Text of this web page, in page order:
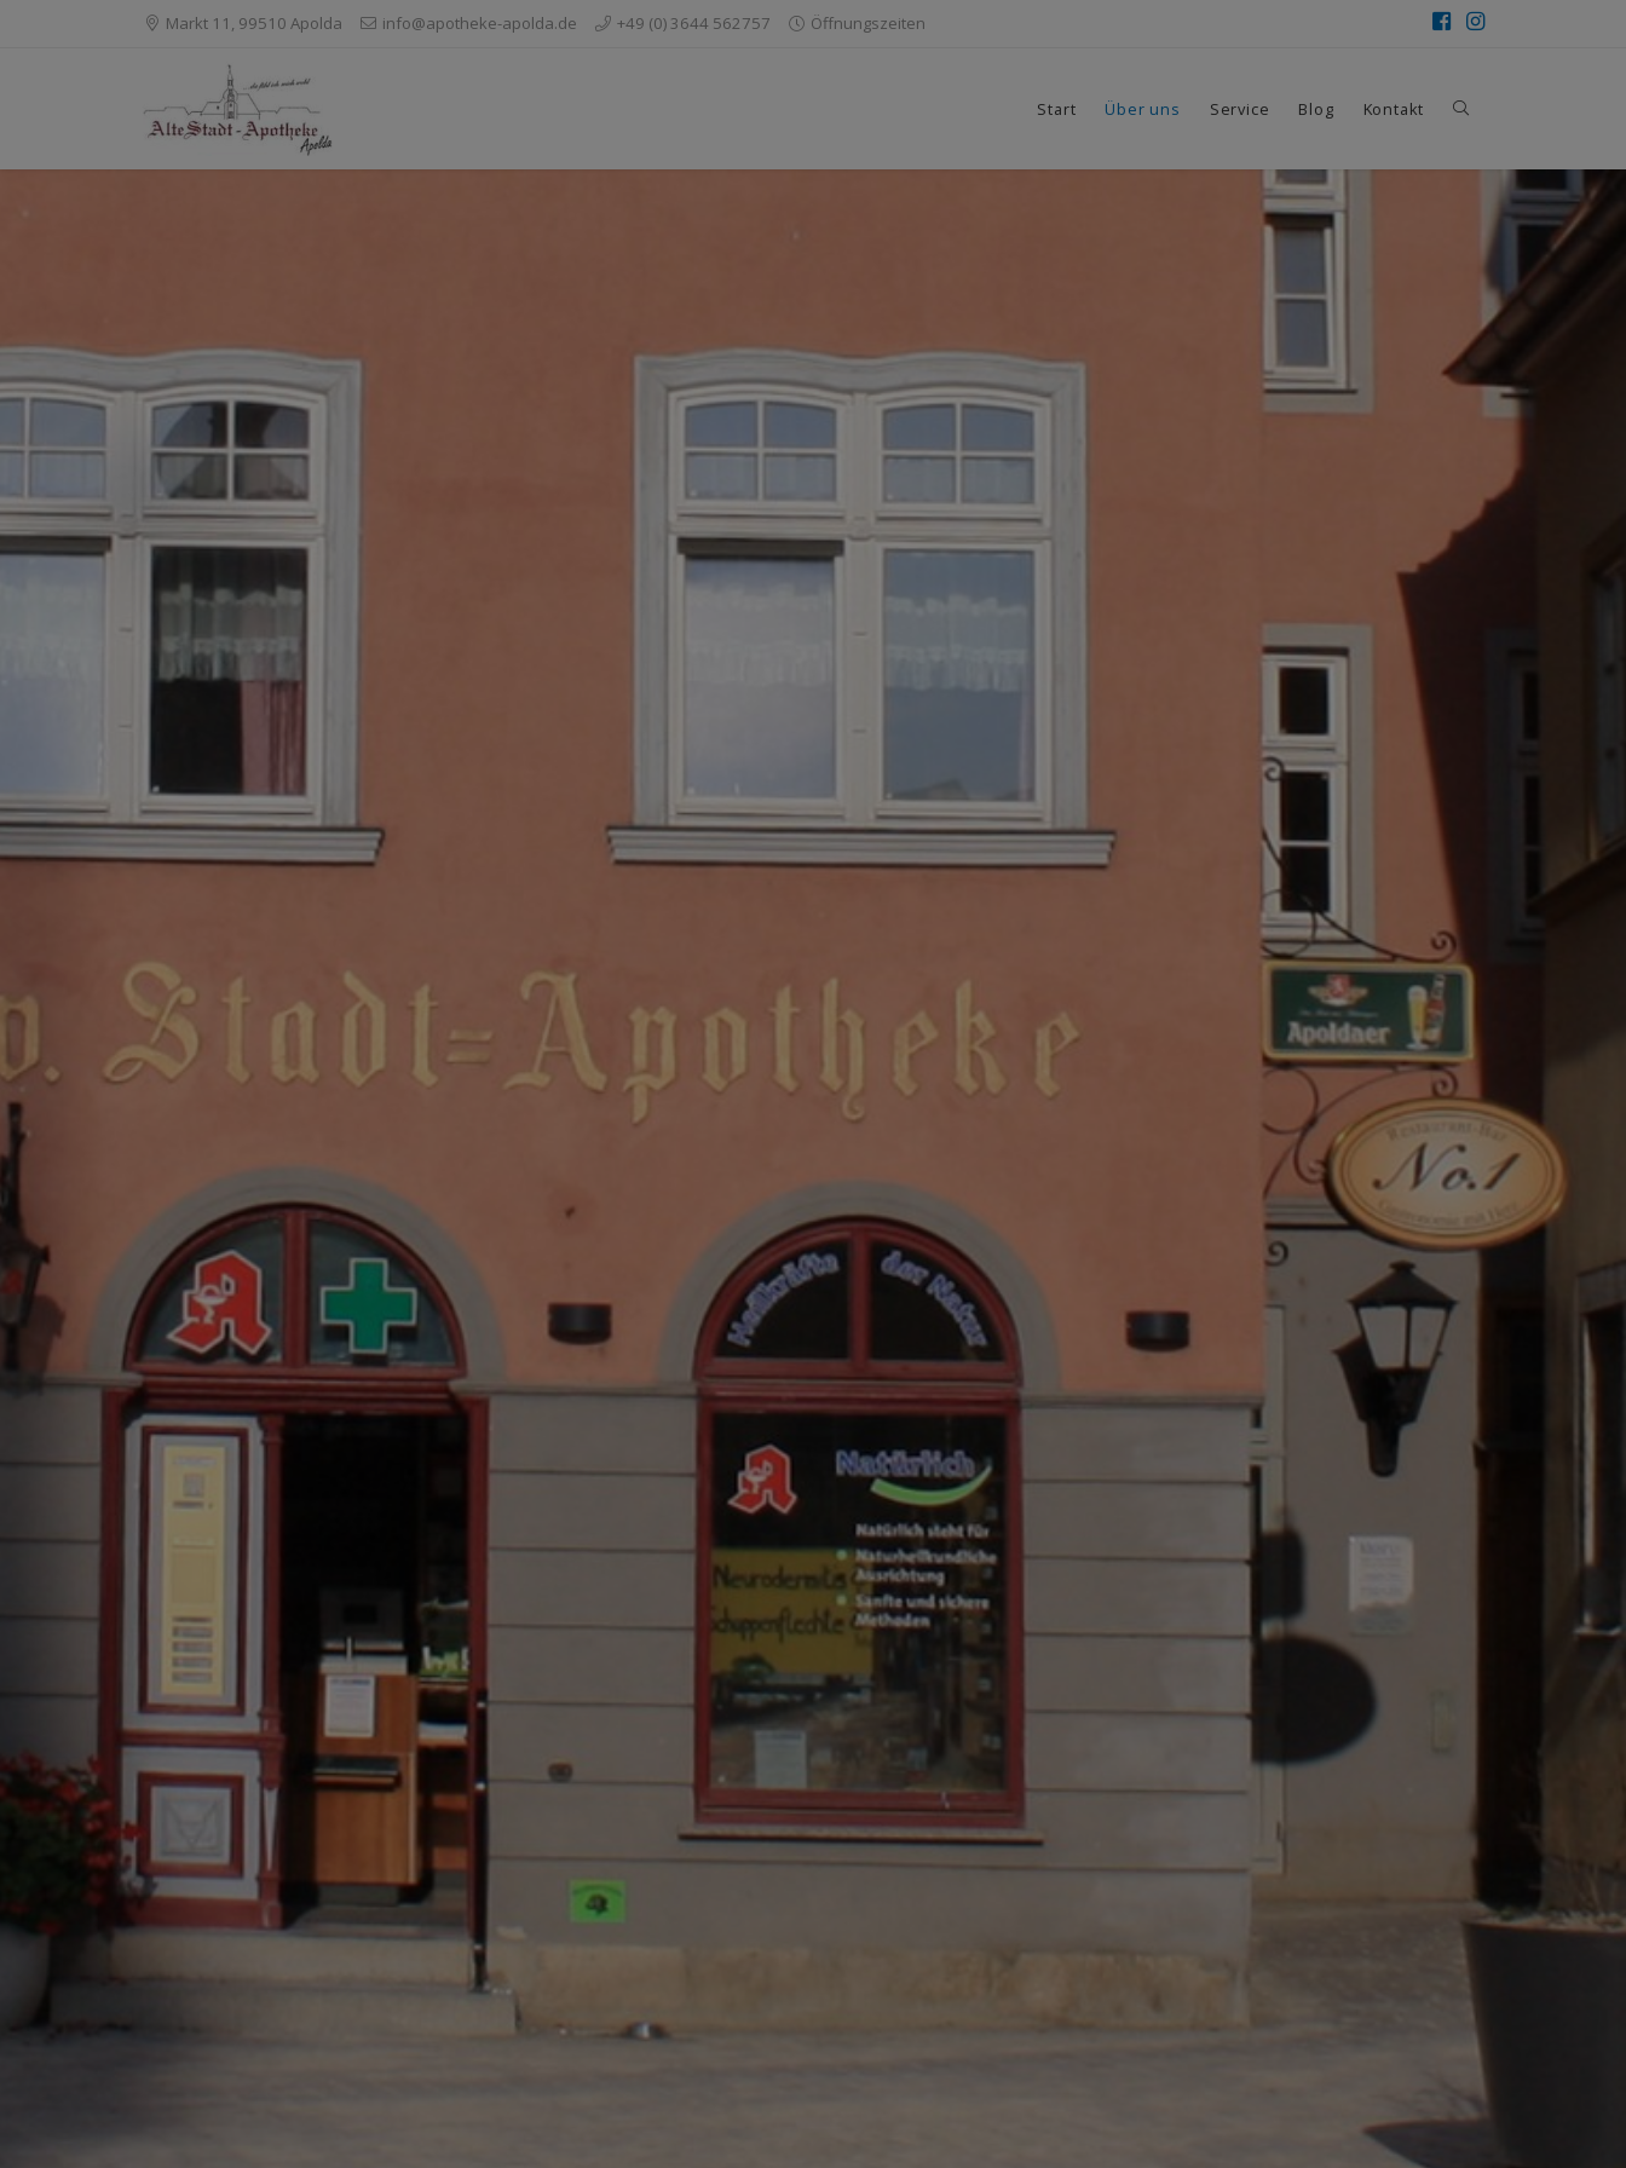
Markt 11, 99510 Apolda info@apotheke-apolda.de +49 (0) 3644 562757 Öffnungszeiten
Start Über uns Service Blog Kontakt